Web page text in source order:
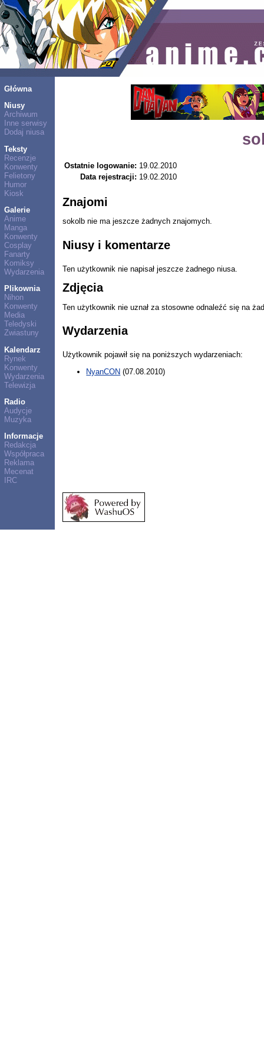
Główna
Niusy
Archiwum
Inne serwisy
Dodaj niusa
Teksty
Recenzje
Konwenty
Felietony
Humor
Kiosk
Galerie
Anime
Manga
Konwenty
Cosplay
Fanarty
Komiksy
Wydarzenia
Plikownia
Nihon
Konwenty
Media
Teledyski
Zwiastuny
Kalendarz
Rynek
Konwenty
Wydarzenia
Telewizja
Radio
Audycje
Muzyka
Informacje
Redakcja
Współpraca
Reklama
Mecenat
IRC
Ostatnie logowanie: 19.02.2010
Data rejestracji: 19.02.2010
Znajomi
sokolb nie ma jeszcze żadnych znajomych.
Niusy i komentarze
Ten użytkownik nie napisał jeszcze żadnego niusa.
Zdjęcia
Ten użytkownik nie uznał za stosowne odnaleźć się na
Wydarzenia
Użytkownik pojawił się na poniższych wydarzeniach:
NyanCON (07.08.2010)